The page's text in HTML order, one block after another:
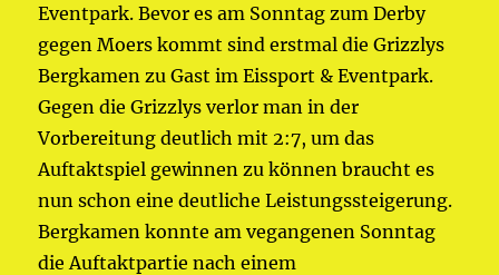
Eventpark. Bevor es am Sonntag zum Derby
gegen Moers kommt sind erstmal die Grizzlys
Bergkamen zu Gast im Eissport & Eventpark.
Gegen die Grizzlys verlor man in der
Vorbereitung deutlich mit 2:7, um das
Auftaktspiel gewinnen zu können braucht es
nun schon eine deutliche Leistungssteigerung.
Bergkamen konnte am vegangenen Sonntag
die Auftaktpartie nach einem